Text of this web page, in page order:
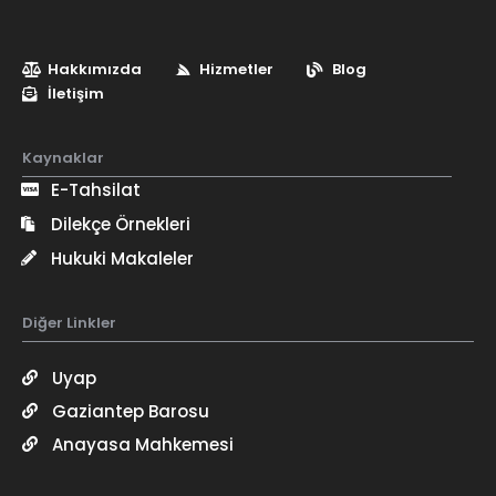
Hakkımızda Hizmetler
Blog
İletişim
Kaynaklar
E-Tahsilat
Dilekçe Örnekleri
Hukuki Makaleler
Diğer Linkler
Uyap
Gaziantep Barosu
Anayasa Mahkemesi